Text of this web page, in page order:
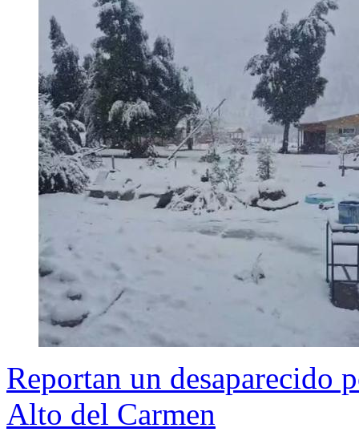
Reportan un desaparecido
Alto del Carmen